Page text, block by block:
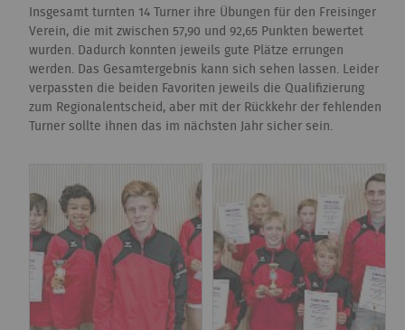
Insgesamt turnten 14 Turner ihre Übungen für den Freisinger
Verein, die mit zwischen 57,90 und 92,65 Punkten bewertet
wurden. Dadurch konnten jeweils gute Plätze errungen
werden. Das Gesamtergebnis kann sich sehen lassen. Leider
verpassten die beiden Favoriten jeweils die Qualifizierung
zum Regionalentscheid, aber mit der Rückkehr der fehlenden
Turner sollte ihnen das im nächsten Jahr sicher sein.